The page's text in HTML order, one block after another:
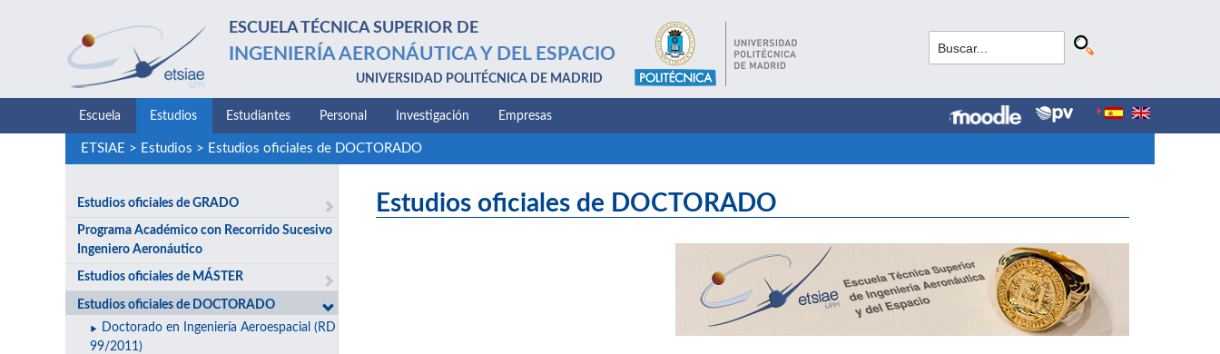
ESCUELA TÉCNICA SUPERIOR DE
INGENIERÍA AERONÁUTICA Y DEL ESPACIO
UNIVERSIDAD POLITÉCNICA DE MADRID
Escuela Estudios Estudiantes Personal Investigación Empresas
ETSIAE > Estudios > Estudios oficiales de DOCTORADO
Estudios oficiales de GRADO
Programa Académico con Recorrido Sucesivo
Ingeniero Aeronáutico
Estudios oficiales de MÁSTER
Estudios oficiales de DOCTORADO
Doctorado en Ingeniería Aeroespacial (RD
99/2011)
Estudios oficiales de DOCTORADO